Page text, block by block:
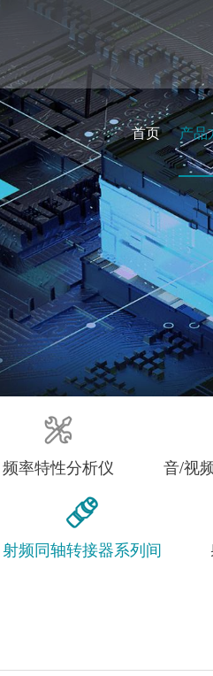
首页 产品
频率特性分析仪 音/视
射频同轴转接器系列间